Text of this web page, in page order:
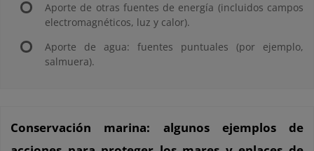
Aporte de otras fuentes de energía (incluidos campos
electromagnéticos, luz y calor).
Aporte de agua: fuentes puntuales (por ejemplo,
salmuera).
Conservación marina: algunos ejemplos de